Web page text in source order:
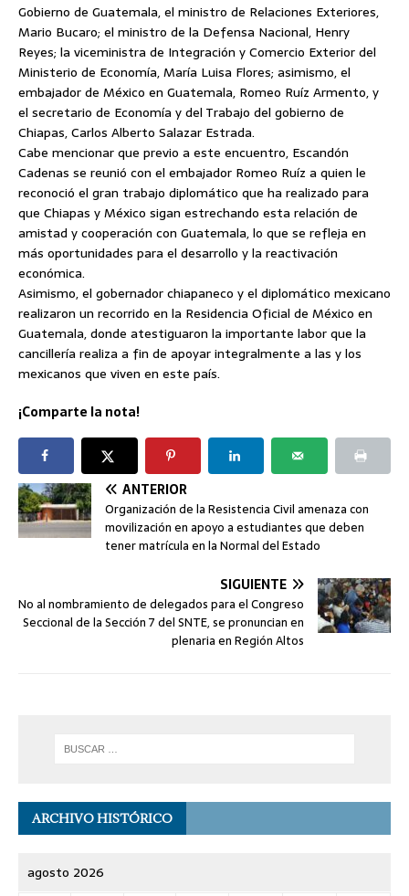
Gobierno de Guatemala, el ministro de Relaciones Exteriores,
Mario Bucaro; el ministro de la Defensa Nacional, Henry
Reyes; la viceministra de Integración y Comercio Exterior del
Ministerio de Economía, María Luisa Flores; asimismo, el
embajador de México en Guatemala, Romeo Ruíz Armento, y
el secretario de Economía y del Trabajo del gobierno de
Chiapas, Carlos Alberto Salazar Estrada.
Cabe mencionar que previo a este encuentro, Escandón
Cadenas se reunió con el embajador Romeo Ruíz a quien le
reconoció el gran trabajo diplomático que ha realizado para
que Chiapas y México sigan estrechando esta relación de
amistad y cooperación con Guatemala, lo que se refleja en
más oportunidades para el desarrollo y la reactivación
económica.
Asimismo, el gobernador chiapaneco y el diplomático mexicano
realizaron un recorrido en la Residencia Oficial de México en
Guatemala, donde atestiguaron la importante labor que la
cancillería realiza a fin de apoyar integralmente a las y los
mexicanos que viven en este país.
¡Comparte la nota!
ANTERIOR
Organización de la Resistencia Civil amenaza con
movilización en apoyo a estudiantes que deben
tener matrícula en la Normal del Estado
SIGUIENTE
No al nombramiento de delegados para el Congreso
Seccional de la Sección 7 del SNTE, se pronuncian en
plenaria en Región Altos
ARCHIVO HISTÓRICO
agosto 2026